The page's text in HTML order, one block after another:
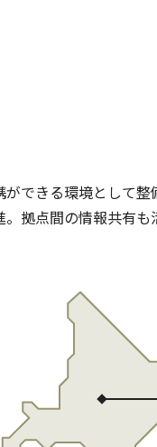
できる環境として
拠点間の情報共有